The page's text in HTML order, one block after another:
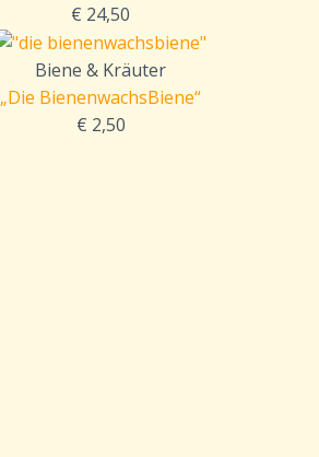
€ 24,50
Biene & Kräuter
„Die BienenwachsBiene“
€ 2,50